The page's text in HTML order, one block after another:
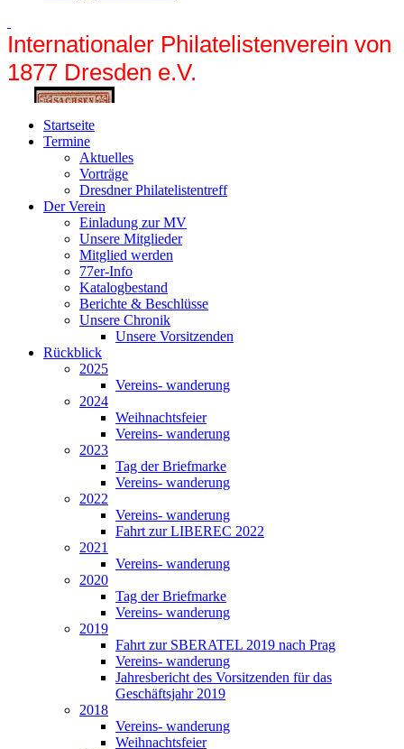
Internationaler Philatelistenverein von
1877 Dresden e.V.
Startseite
Termine
Aktuelles
Vorträge
Dresdner Philatelistentreff
Der Verein
Einladung zur MV
Unsere Mitglieder
Mitglied werden
77er-Info
Katalogbestand
Berichte & Beschlüsse
Unsere Chronik
Unsere Vorsitzenden
Rückblick
2025
Vereins- wanderung
2024
Weihnachtsfeier
Vereins- wanderung
2023
Tag der Briefmarke
Vereins- wanderung
2022
Vereins- wanderung
Fahrt zur LIBEREC 2022
2021
Vereins- wanderung
2020
Tag der Briefmarke
Vereins- wanderung
2019
Fahrt zur SBERATEL 2019 nach Prag
Vereins- wanderung
Jahresbericht des Vorsitzenden für das
Geschäftsjahr 2019
2018
Vereins- wanderung
Weihnachtsfeier